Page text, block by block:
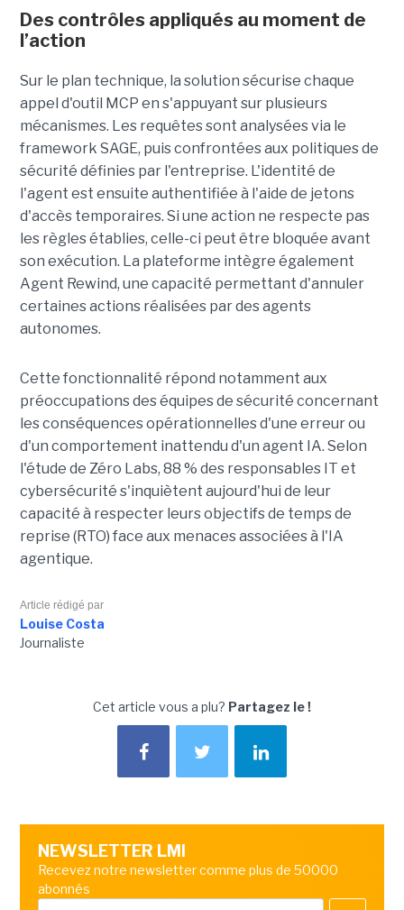
Des contrôles appliqués au moment de
l’action
Sur le plan technique, la solution sécurise chaque
appel d'outil MCP en s'appuyant sur plusieurs
mécanismes. Les requêtes sont analysées via le
framework SAGE, puis confrontées aux politiques de
sécurité définies par l'entreprise. L'identité de
l'agent est ensuite authentifiée à l'aide de jetons
d'accès temporaires. Si une action ne respecte pas
les règles établies, celle-ci peut être bloquée avant
son exécution. La plateforme intègre également
Agent Rewind, une capacité permettant d'annuler
certaines actions réalisées par des agents
autonomes.
Cette fonctionnalité répond notamment aux
préoccupations des équipes de sécurité concernant
les conséquences opérationnelles d'une erreur ou
d'un comportement inattendu d'un agent IA. Selon
l'étude de Zéro Labs, 88 % des responsables IT et
cybersécurité s'inquiètent aujourd'hui de leur
capacité à respecter leurs objectifs de temps de
reprise (RTO) face aux menaces associées à l'IA
agentique.
Article rédigé par
Louise Costa
Journaliste
Cet article vous a plu? Partagez le !
NEWSLETTER LMI
Recevez notre newsletter comme plus de 50000
abonnés